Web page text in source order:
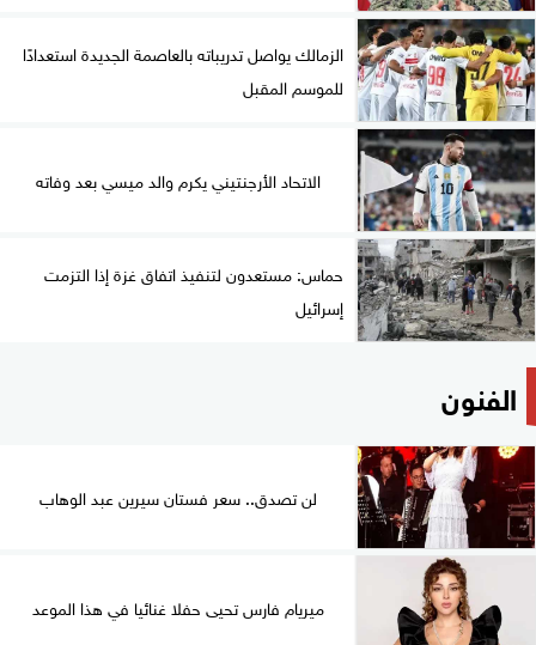
الزمالك يواصل تدريباته بالعاصمة الجديدة استعدادًا
للموسم المقبل
الاتحاد الأرجنتيني يكرم والد ميسي بعد وفاته
حماس: مستعدون لتنفيذ اتفاق غزة إذا التزمت
إسرائيل
الفنون
لن تصدق.. سعر فستان سيرين عبد الوهاب
ميريام فارس تحيى حفلا غنائيا في هذا الموعد